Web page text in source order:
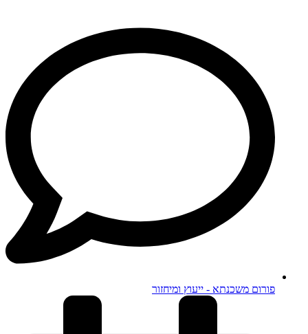
פורום משכנתא - ייעוץ ומיחזור